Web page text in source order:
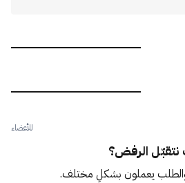
للأعضاء
الرفض؟
يعملون بشكلٍ مختلف.